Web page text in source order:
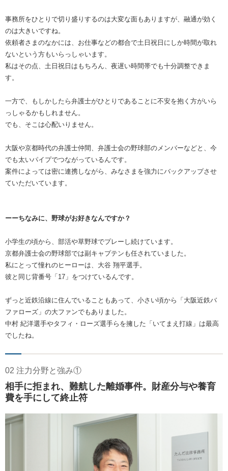
事務所をひとりで切り盛りするのは大変な面もありますが、融通が効く
のは大きいですね。
依頼者さまのなかには、お仕事などの都合で土日祝日にしか時間が取れ
ないという方もいらっしゃいます。
私はその点、土日祝日はもちろん、夜遅い時間帯でも十分調整できま
す。
一方で、もしかしたら弁護士がひとりであることに不安を抱く方がいら
っしゃるかもしれません。
でも、そこは心配いりません。
大阪や京都時代の弁護士仲間、弁護士会の野球部のメンバーなどと、今
でも太いパイプでつながっているんです。
案件によっては密に連携しながら、みなさまを強力にバックアップさせ
ていただいています。
ーーちなみに、野球がお好きなんですか？
小学生の頃から、部活や草野球でプレーし続けています。
京都弁護士会の野球部では副キャプテンも任されていました。
私にとって憧れのヒーローは、大谷 翔平選手。
彼と同じ背番号「17」をつけているんです。
ずっと近鉄沿線に住んでいることもあって、小さい頃から「大阪近鉄バ
ファローズ」の大ファンでもありました。
中村 紀洋選手やタフィ・ローズ選手らを擁した「いてまえ打線」は最高
でしたね。
02 注力分野と強み①
相手に拒まれ、難航した離婚事件。財産分与や養育
費を手にして終止符